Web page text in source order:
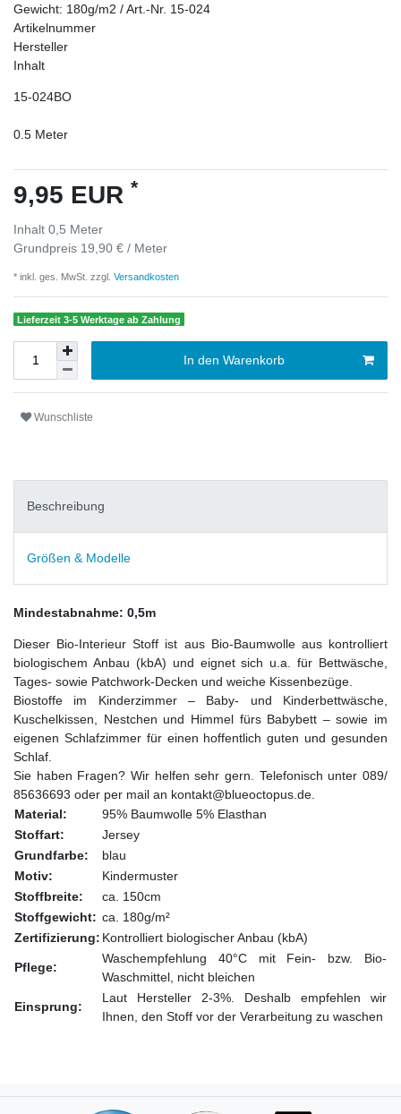
Gewicht: 180g/m2 / Art.-Nr. 15-024
Artikelnummer
Hersteller
Inhalt
15-024BO
0.5 Meter
9,95 EUR *
Inhalt 0,5 Meter
Grundpreis 19,90 € / Meter
* inkl. ges. MwSt. zzgl. Versandkosten
Lieferzeit 3-5 Werktage ab Zahlung
In den Warenkorb
Wunschliste
Beschreibung
Größen & Modelle
Mindestabnahme: 0,5m
Dieser Bio-Interieur Stoff ist aus Bio-Baumwolle aus kontrolliert
biologischem Anbau (kbA) und eignet sich u.a. für Bettwäsche,
Tages- sowie Patchwork-Decken und weiche Kissenbezüge.
Biostoffe im Kinderzimmer – Baby- und Kinderbettwäsche,
Kuschelkissen, Nestchen und Himmel fürs Babybett – sowie im
eigenen Schlafzimmer für einen hoffentlich guten und gesunden
Schlaf.
Sie haben Fragen? Wir helfen sehr gern. Telefonisch unter 089/
85636693 oder per mail an kontakt@blueoctopus.de.
Material:
95% Baumwolle 5% Elasthan
Stoffart:
Jersey
Grundfarbe:
blau
Motiv:
Kindermuster
Stoffbreite:
ca. 150cm
Stoffgewicht: ca. 180g/m²
Zertifizierung: Kontrolliert biologischer Anbau (kbA)
Pflege:
Waschempfehlung 40°C mit Fein- bzw. Bio-
Waschmittel, nicht bleichen
Einsprung:
Laut Hersteller 2-3%. Deshalb empfehlen wir
Ihnen, den Stoff vor der Verarbeitung zu waschen